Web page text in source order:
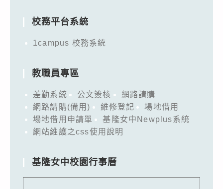
校務平台系統
1campus 校務系統
教職員專區
差勤系統 公文簽核
網路請購
網路請購(備用)
維修登記
場地借用
場地借用申請單
基隆女中Newplus系統
網站維護之css使用說明
基隆女中校園行事曆